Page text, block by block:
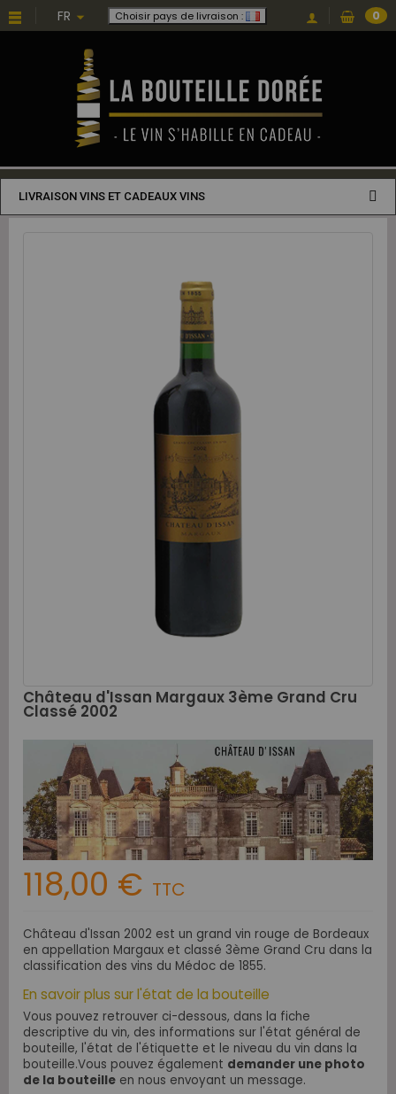
FR Choisir pays de livraison : 0
LIVRAISON VINS ET CADEAUX VINS
Château d'Issan Margaux 3ème Grand Cru
Classé 2002
118,00 € TTC
Château d'Issan 2002 est un grand vin rouge de Bordeaux
en appellation Margaux et classé 3ème Grand Cru dans la
classification des vins du Médoc de 1855.
En savoir plus sur l'état de la bouteille
Vous pouvez retrouver ci-dessous, dans la fiche
descriptive du vin, des informations sur l'état général de
bouteille, l'état de l'étiquette et le niveau du vin dans la
bouteille.Vous pouvez également demander une photo
de la bouteille en nous envoyant un message.